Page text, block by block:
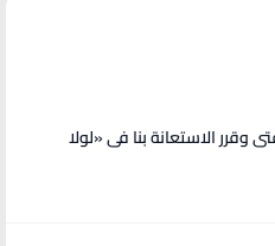
الاستعانة بنا فى «لولا